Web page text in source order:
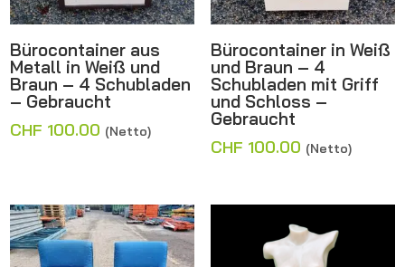
Bürocontainer aus
Metall in Weiß und
Braun – 4 Schubladen
– Gebraucht
CHF 100.00 (Netto)
Bürocontainer in Weiß
und Braun – 4
Schubladen mit Griff
und Schloss –
Gebraucht
CHF 100.00 (Netto)